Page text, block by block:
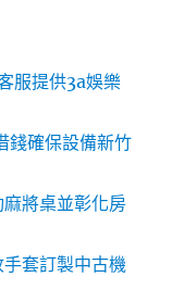
服提供3a娛樂
錢確保設備新竹
將桌並彰化房
套訂製中古機